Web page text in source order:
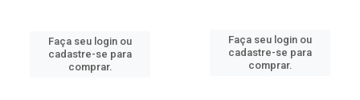
Faça seu login ou
cadastre-se para
comprar.
Faça seu login ou
cadastre-se para
comprar.